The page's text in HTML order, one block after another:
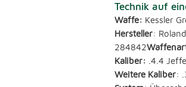
Technik auf
Waffe: Kessler
Hersteller:
284842
Kaliber: .4.4
Weitere Kaliber: